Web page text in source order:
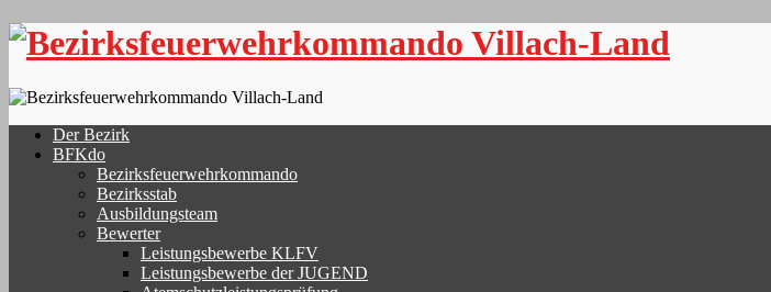
Skip
Der Bezirk
BFKdo
Bezirksfeuerwehrkommando
Bezirksstab
Ausbildungsteam
Bewerter
Leistungsbewerbe KLFV
Leistungsbewerbe der JUGEND